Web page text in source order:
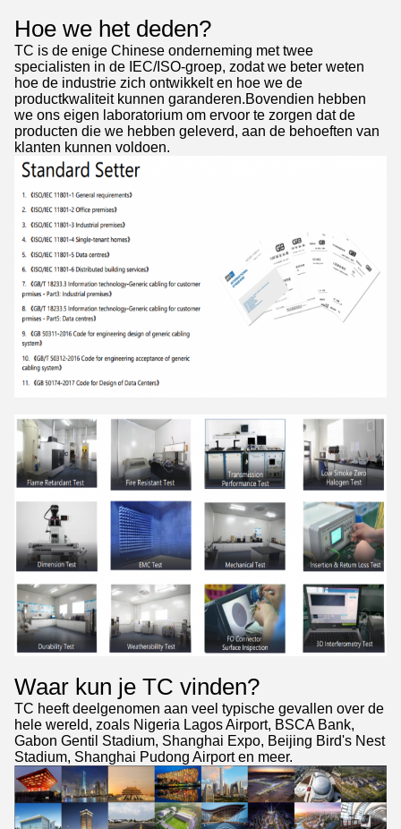
Hoe we het deden?
TC is de enige Chinese onderneming met twee
specialisten in de IEC/ISO-groep, zodat we beter weten
hoe de industrie zich ontwikkelt en hoe we de
productkwaliteit kunnen garanderen.Bovendien hebben
we ons eigen laboratorium om ervoor te zorgen dat de
producten die we hebben geleverd, aan de behoeften van
klanten kunnen voldoen.
Waar kun je TC vinden?
TC heeft deelgenomen aan veel typische gevallen over de
hele wereld, zoals Nigeria Lagos Airport, BSCA Bank,
Gabon Gentil Stadium, Shanghai Expo, Beijing Bird's Nest
Stadium, Shanghai Pudong Airport en meer.